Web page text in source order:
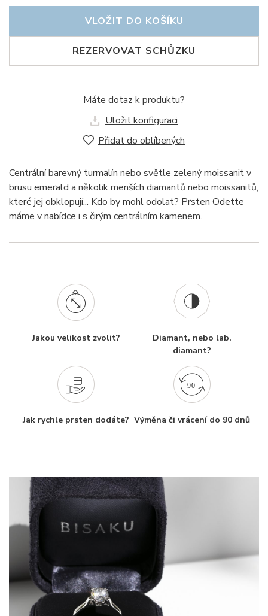
REZERVOVAT SCHŮZKU
VLOŽIT DO KOŠÍKU
Máte dotaz k produktu?
Uložit konfiguraci
Přidat do oblíbených
Centrální barevný turmalín nebo světle zelený moissanit v
brusu emerald a několik menších diamantů nebo moissanitů,
které jej obklopují... Kdo by mohl odolat? Prsten Odette
máme v nabídce i s čirým centrálním kamenem.
Jakou velikost zvolit?
Diamant, nebo lab.
diamant?
Jak rychle prsten dodáte? Výměna či vrácení do 90 dnů